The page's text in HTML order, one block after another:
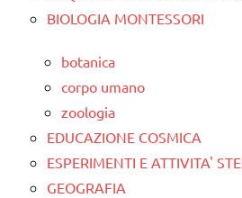
BIOLOGIA MONTESSORI
botanica
corpo umano
zoologia
EDUCAZIONE COSMICA
ESPERIMENTI E ATTIVITA'
GEOGRAFIA